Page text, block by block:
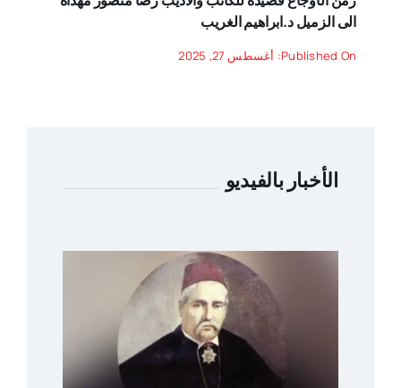
الى الزميل د.ابراهيم الغريب
Published On: أغسطس 27, 2025
الأخبار بالفيديو